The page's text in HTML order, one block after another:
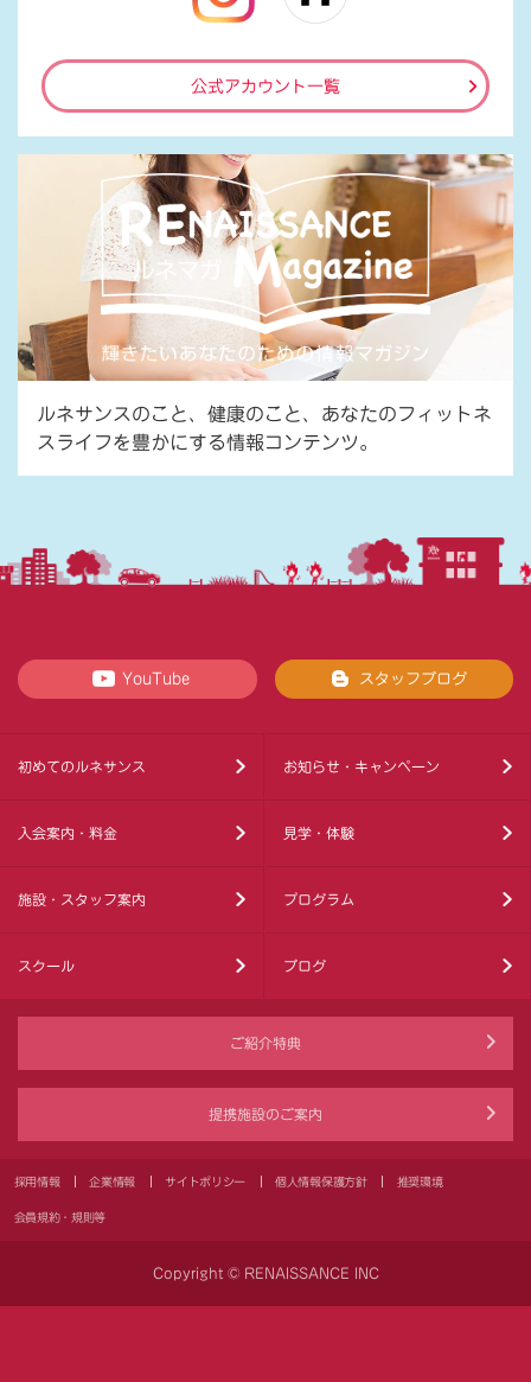
公式アカウント一覧
ルネサンスのこと、健康のこと、あなたのフィットネ
スライフを豊かにする情報コンテンツ。
YouTube スタッフブログ
初めてのルネサンス お知らせ・キャンペーン
入会案内・料金 見学・体験
施設・スタッフ案内 プログラム
スクール ブログ
ご紹介特典
提携施設のご案内
採用情報 企業情報 サイトポリシー 個人情報保護方針 推奨環境
会員規約・規則等
Copyright © RENAISSANCE INC